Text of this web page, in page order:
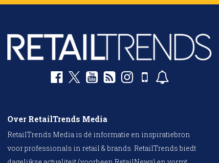
Over RetailTrends Media
RetailTrends Media is dé informatie en inspiratiebron
voor professionals in retail & brands. RetailTrends biedt